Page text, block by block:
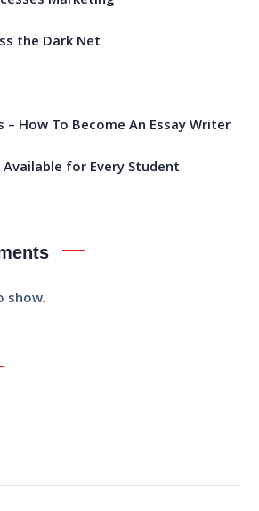
the Dark Net
– How To Become An Essay Writer
Available for Every Student
show.